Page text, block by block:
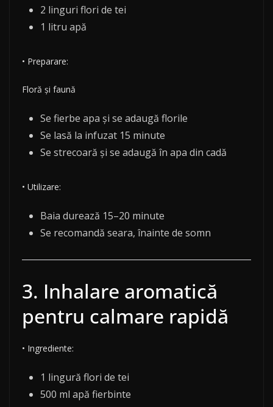
2 linguri flori de tei
1 litru apă
• Preparare:
Floră și faună
Se fierbe apa și se adaugă florile
Se lasă la infuzat 15 minute
Se strecoară și se adaugă în apa din cadă
• Utilizare:
Baia durează 15–20 minute
Se recomandă seara, înainte de somn
3. Inhalare aromatică
pentru calmare rapidă
• Ingrediente:
1 lingură flori de tei
500 ml apă fierbinte